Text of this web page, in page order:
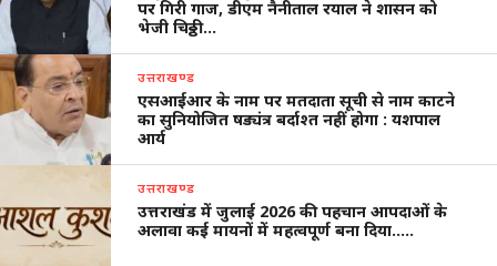
पर गिरी गाज, डीएम नैनीताल रयाल ने शासन को
भेजी चिठ्ठी…
उत्तराखण्ड
एसआईआर के नाम पर मतदाता सूची से नाम काटने
का सुनियोजित षड्यंत्र बर्दाश्त नहीं होगा : यशपाल
आर्य
उत्तराखण्ड
उत्तराखंड में जुलाई 2026 की पहचान आपदाओं के
अलावा कई मायनों में महत्वपूर्ण बना दिया…..